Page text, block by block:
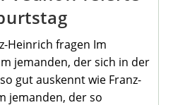
Heinrich fragen Im
jemanden, der sich in der
gut auskennt wie Franz-
jemanden, der so